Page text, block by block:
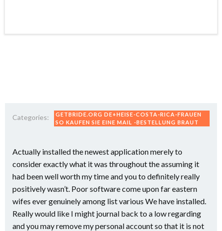
Categories:
GETBRIDE.ORG DE+HEISE-COSTA-RICA-FRAUEN
SO KAUFEN SIE EINE MAIL -BESTELLUNG BRAUT
Actually installed the newest application merely to
consider exactly what it was throughout the assuming it
had been well worth my time and you to definitely really
positively wasn’t. Poor software come upon far eastern
wifes ever genuinely among list various We have installed.
Really would like I might journal back to a low regarding
and you may remove my personal account so that it is not